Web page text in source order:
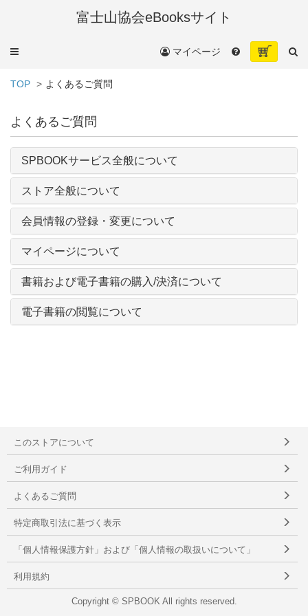
富士山協会eBooksサイト
メ
ュ
マイページ
TOP よくあるご質問
よくあるご質問
SPBOOKサービス全般について
ストア全般について
会員情報の登録・変更について
マイページについて
書籍および電子書籍の購入/決済について
電子書籍の閲覧について
このストアについて
ご利用ガイド
よくあるご質問
特定商取引法に基づく表示
「個人情報保護方針」および「個人情報の取扱いについて」
利用規約
Copyright © SPBOOK All rights reserved.